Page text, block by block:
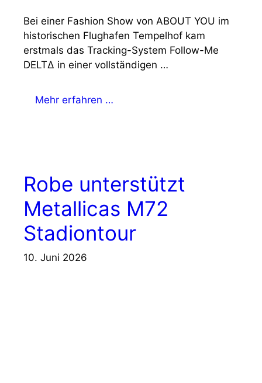
Bei einer Fashion Show von ABOUT YOU im
historischen Flughafen Tempelhof kam
erstmals das Tracking-System Follow-Me
DELTΔ in einer vollständigen …
Mehr erfahren …
Robe unterstützt
Metallicas M72
Stadiontour
10. Juni 2026